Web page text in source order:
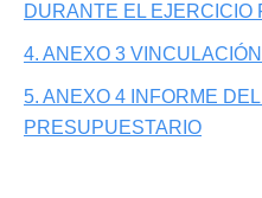
DURANTE EL EJERCICIO
4. ANEXO 3
5. ANEXO 4 INFORME
PRESUPUESTARIO